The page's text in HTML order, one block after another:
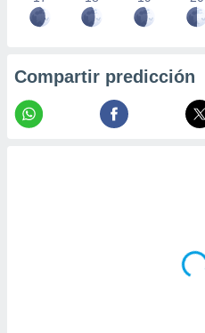
Compartir predicción